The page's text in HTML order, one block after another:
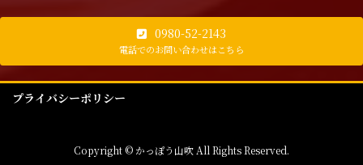
0980-52-2143
電話でのお問い合わせはこちら
プライバシーポリシー
Copyright © かっぽう山吹 All Rights Reserved.